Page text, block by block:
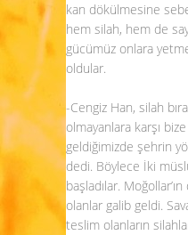
kan dökülmesine
hem silah, hem de
gücümüz onlara
oldular.
-Cengiz Han, silah
olmayanlara karşı
geldiğimizde şehrin
dedi. Böylece İki
başladılar.
olanlar galib geldi.
teslim olanların